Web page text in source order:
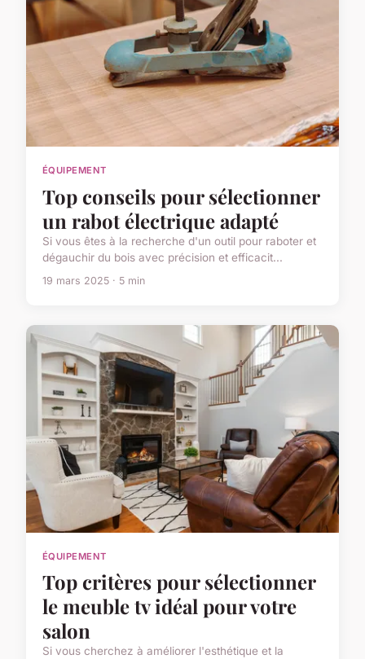
ÉQUIPEMENT
Top conseils pour sélectionner
un rabot électrique adapté
Si vous êtes à la recherche d'un outil pour raboter et
dégauchir du bois avec précision et efficacit...
19 mars 2025 · 5 min
ÉQUIPEMENT
Top critères pour sélectionner
le meuble tv idéal pour votre
salon
Si vous cherchez à améliorer l'esthétique et la